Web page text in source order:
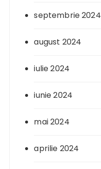
septembrie 2024
august 2024
iulie 2024
iunie 2024
mai 2024
aprilie 2024